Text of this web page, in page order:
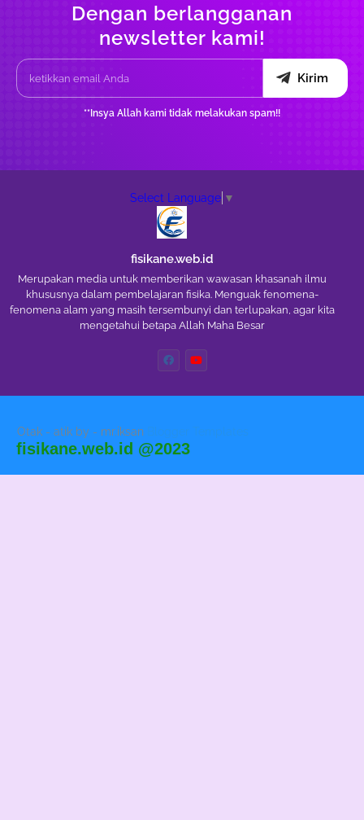
Dengan berlangganan
newsletter kami!
Kirim
**Insya Allah kami tidak melakukan spam!!
Select Language ▼
fisikane.web.id
Merupakan media untuk memberikan wawasan khasanah ilmu
khususnya dalam pembelajaran fisika. Menguak fenomena-
fenomena alam yang masih tersembunyi dan terlupakan, agar kita
mengetahui betapa Allah Maha Besar
Otak - atik by - mr.iksan Blogger Templates
fisikane.web.id @2023